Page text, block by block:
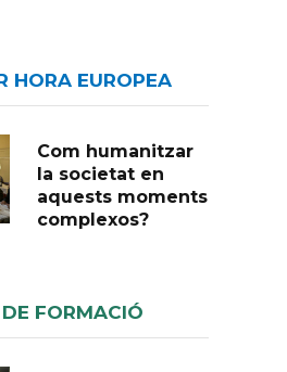
HORA EUROPEA
Com humanitzar
la societat en
aquests moments
complexos?
FORMACIÓ